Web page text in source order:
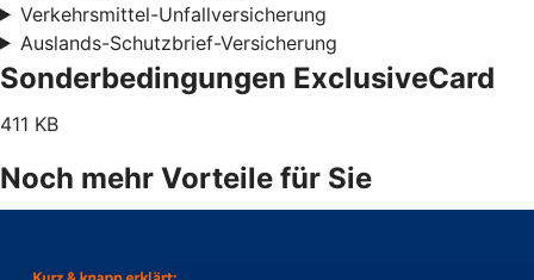
Verkehrsmittel-Unfallversicherung
Auslands-Schutzbrief-Versicherung
Sonderbedingungen ExclusiveCard
411 KB
Noch mehr Vorteile für Sie